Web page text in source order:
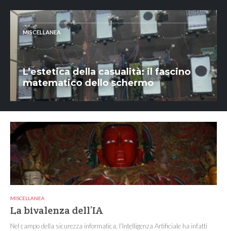
MISCELLANEA
L’estetica della casualità: il fascino
matematico dello schermo
MISCELLANEA
La bivalenza dell’IA
Nel campo della sicurezza informatica, l’Intelligenza Artificiale ha infatti